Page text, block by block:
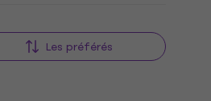
Les préférés